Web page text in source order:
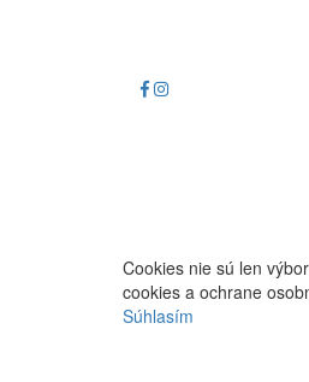
Cookies nie sú len
cookies a ochrane
Súhlasím